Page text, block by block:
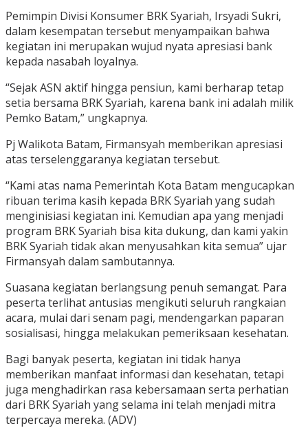
Pemimpin Divisi Konsumer BRK Syariah, Irsyadi Sukri,
dalam kesempatan tersebut menyampaikan bahwa
kegiatan ini merupakan wujud nyata apresiasi bank
kepada nasabah loyalnya.
“Sejak ASN aktif hingga pensiun, kami berharap tetap
setia bersama BRK Syariah, karena bank ini adalah milik
Pemko Batam,” ungkapnya.
Pj Walikota Batam, Firmansyah memberikan apresiasi
atas terselenggaranya kegiatan tersebut.
“Kami atas nama Pemerintah Kota Batam mengucapkan
ribuan terima kasih kepada BRK Syariah yang sudah
menginisiasi kegiatan ini. Kemudian apa yang menjadi
program BRK Syariah bisa kita dukung, dan kami yakin
BRK Syariah tidak akan menyusahkan kita semua” ujar
Firmansyah dalam sambutannya.
Suasana kegiatan berlangsung penuh semangat. Para
peserta terlihat antusias mengikuti seluruh rangkaian
acara, mulai dari senam pagi, mendengarkan paparan
sosialisasi, hingga melakukan pemeriksaan kesehatan.
Bagi banyak peserta, kegiatan ini tidak hanya
memberikan manfaat informasi dan kesehatan, tetapi
juga menghadirkan rasa kebersamaan serta perhatian
dari BRK Syariah yang selama ini telah menjadi mitra
terpercaya mereka. (ADV)